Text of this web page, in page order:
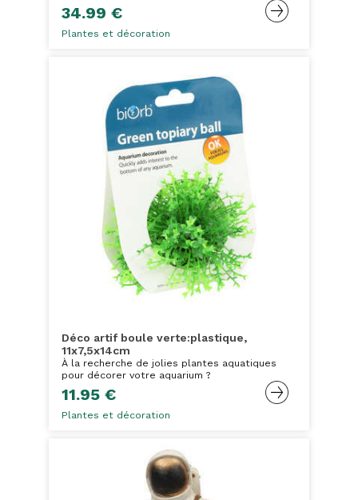
34.99 €
Plantes et décoration
Déco artif boule verte:plastique,
11x7,5x14cm
À la recherche de jolies plantes aquatiques
pour décorer votre aquarium ?
11.95 €
Plantes et décoration